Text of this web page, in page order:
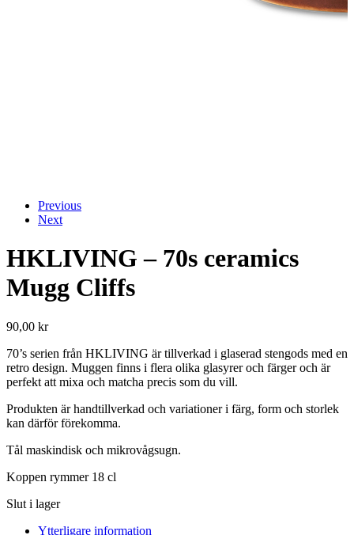
Previous
Next
HKLIVING – 70s ceramics
Mugg Cliffs
90,00 kr
70’s serien från HKLIVING är tillverkad i glaserad stengods med en
retro design. Muggen finns i flera olika glasyrer och färger och är
perfekt att mixa och matcha precis som du vill.
Produkten är handtillverkad och variationer i färg, form och storlek
kan därför förekomma.
Tål maskindisk och mikrovågsugn.
Koppen rymmer 18 cl
Slut i lager
Ytterligare information